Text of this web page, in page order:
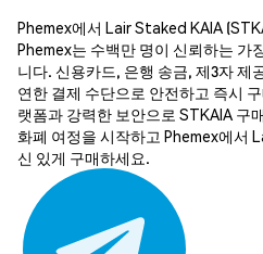
Phemex에서 Lair Staked KAIA
Phemex는 수백만 명이 신뢰하는 가
니다. 신용카드, 은행 송금, 제3자 제
연한 결제 수단으로 안전하고 즉시
랫폼과 강력한 보안으로 STKAIA 구
화폐 여정을 시작하고 Phemex에서
신 있게 구매하세요.